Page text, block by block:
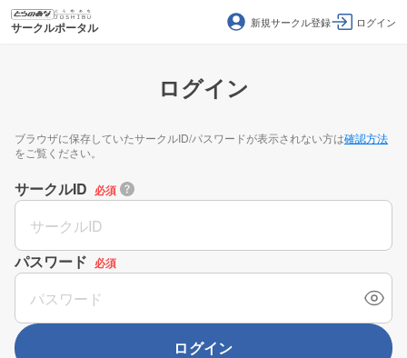
サークルポータル 新規サークル登録 ログイン
ログイン
ブラウザに保存していたサークルID/パスワードが表示されない方は確認方法
をご覧ください。
サークルID 必須
パスワード 必須
ログイン